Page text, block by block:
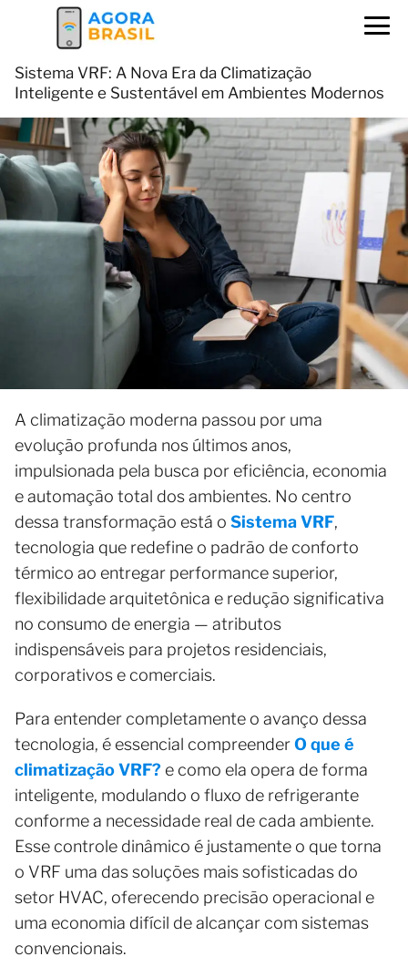
Sistema VRF: A Nova Era da Climatização
Inteligente e Sustentável em Ambientes Modernos
A climatização moderna passou por uma
evolução profunda nos últimos anos,
impulsionada pela busca por eficiência, economia
e automação total dos ambientes. No centro
dessa transformação está o Sistema VRF,
tecnologia que redefine o padrão de conforto
térmico ao entregar performance superior,
flexibilidade arquitetônica e redução significativa
no consumo de energia — atributos
indispensáveis para projetos residenciais,
corporativos e comerciais.
Para entender completamente o avanço dessa
tecnologia, é essencial compreenderO que é
climatização VRF? e como ela opera de forma
inteligente, modulando o fluxo de refrigerante
conforme a necessidade real de cada ambiente.
Esse controle dinâmico é justamente o que torna
o VRF uma das soluções mais sofisticadas do
setor HVAC, oferecendo precisão operacional e
uma economia difícil de alcançar com sistemas
convencionais.